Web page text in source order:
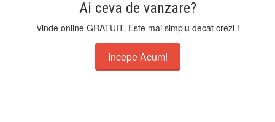
Ai ceva de vanzare?
Vinde online GRATUIT. Este mai simplu decat crezi !
Incepe Acum!